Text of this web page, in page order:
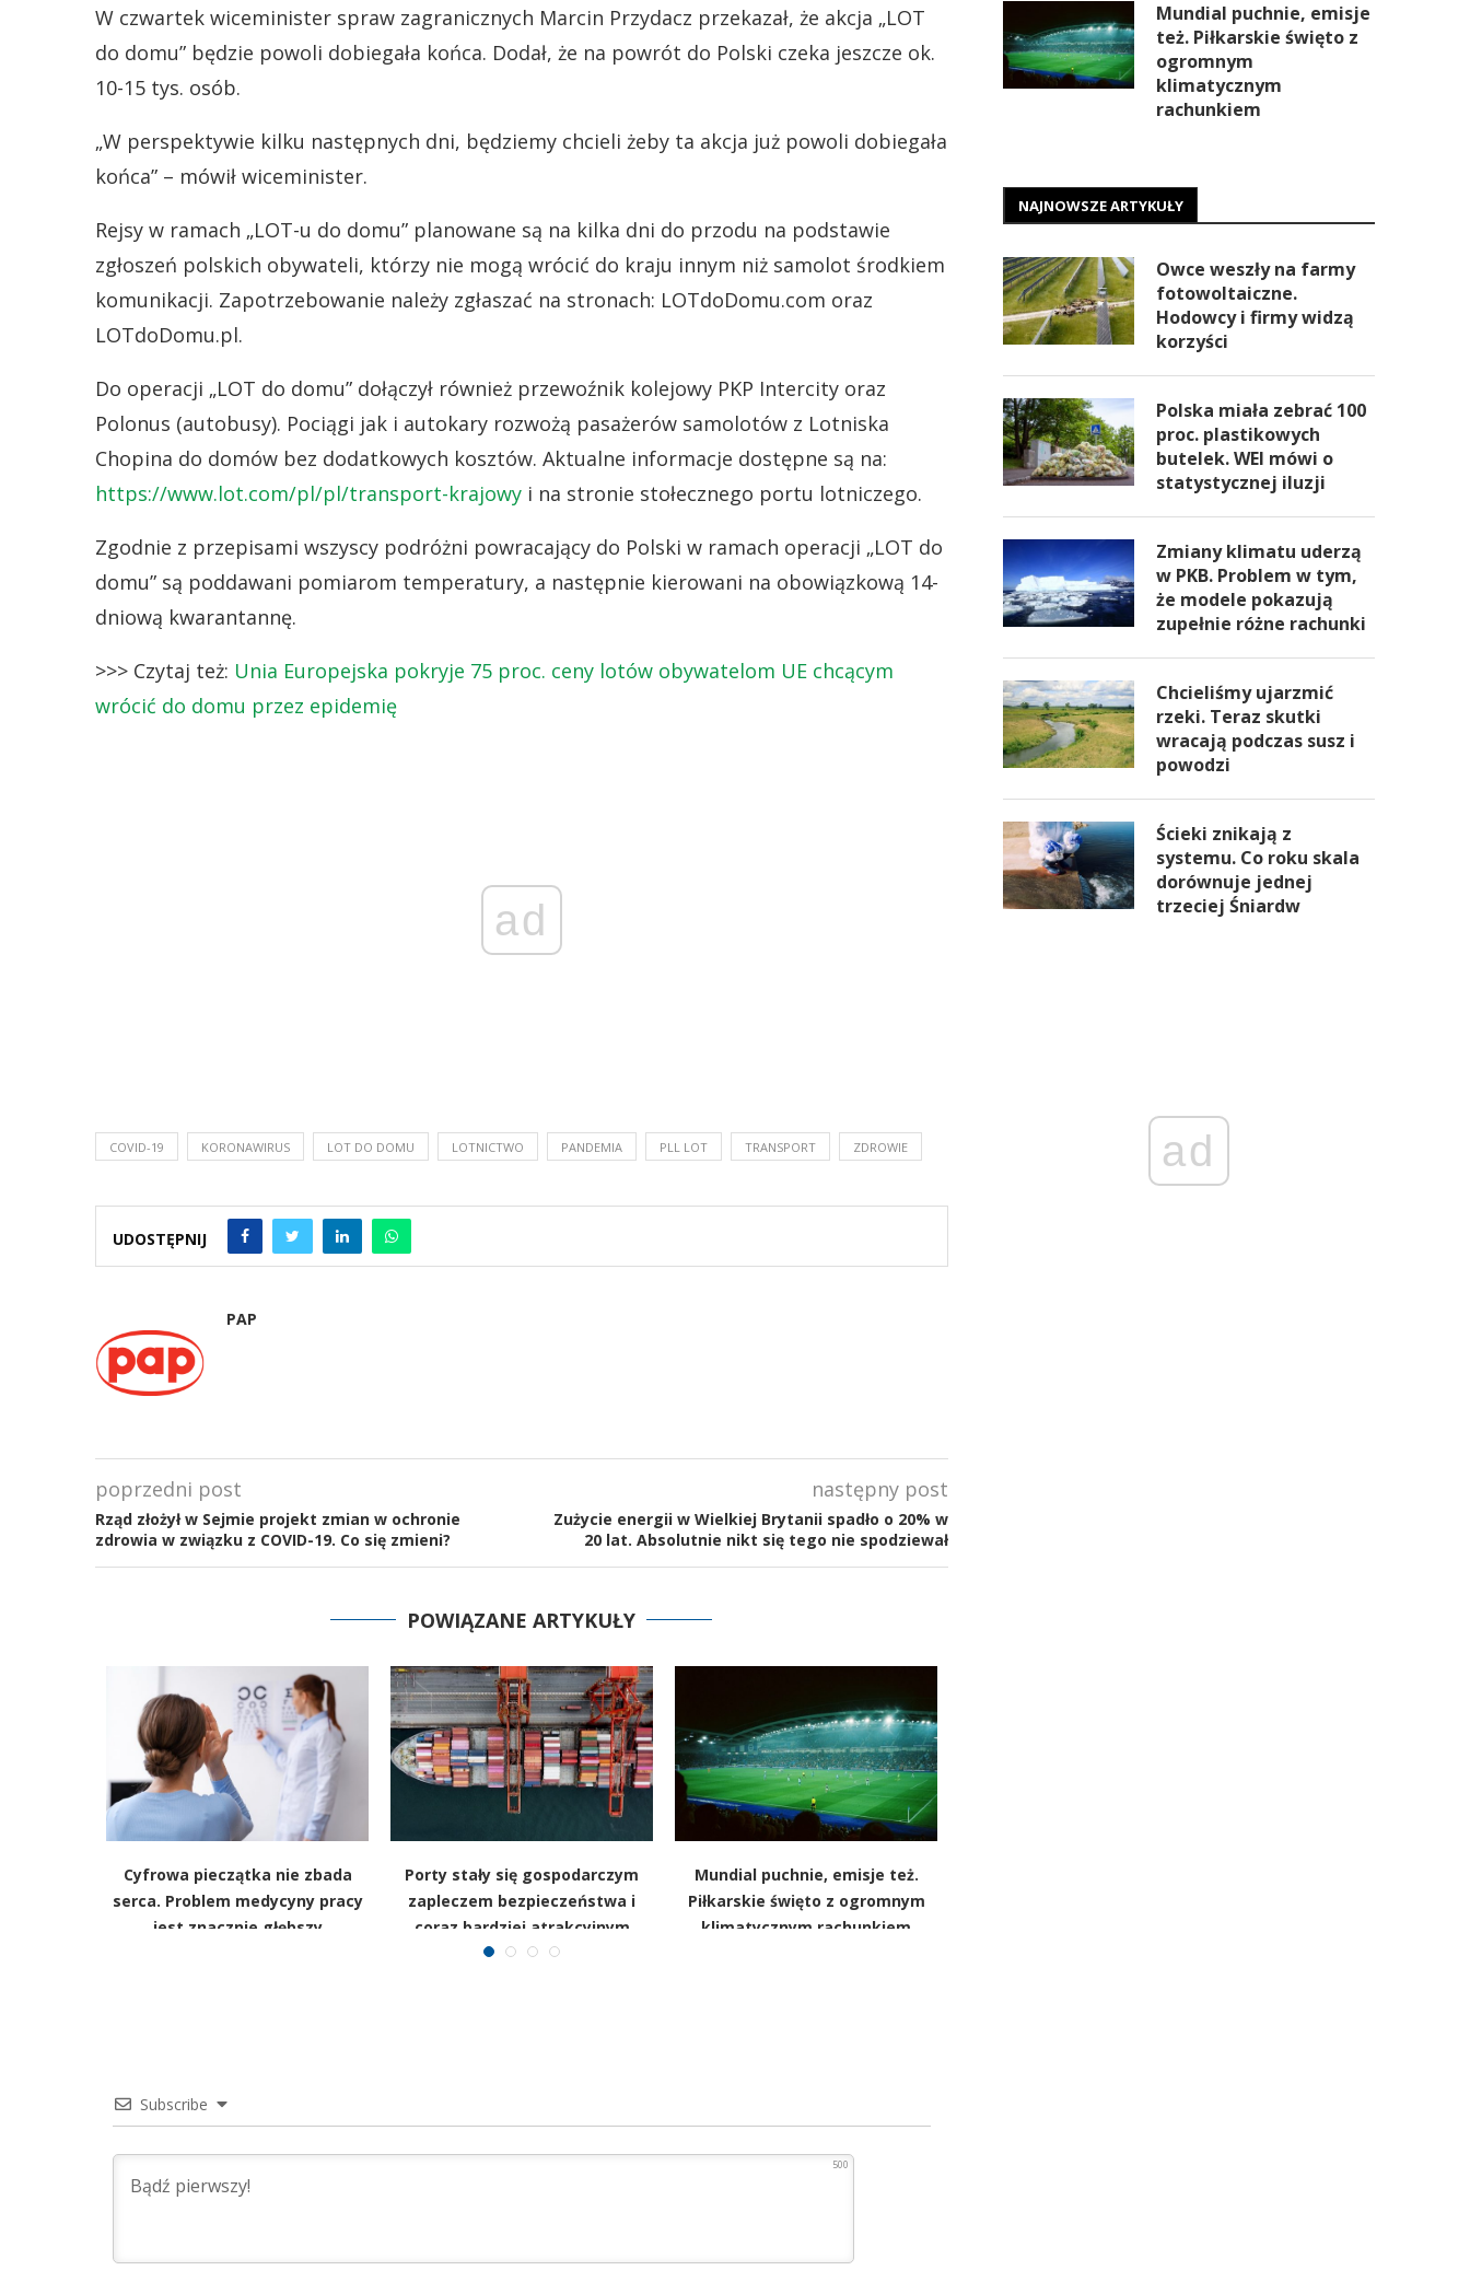
W czwartek wiceminister spraw zagranicznych Marcin Przydacz przekazał, że akcja „LOT
do domu” będzie powoli dobiegała końca. Dodał, że na powrót do Polski czeka jeszcze ok.
10-15 tys. osób.
„W perspektywie kilku następnych dni, będziemy chcieli żeby ta akcja już powoli dobiegała
końca” – mówił wiceminister.
Rejsy w ramach „LOT-u do domu” planowane są na kilka dni do przodu na podstawie
zgłoszeń polskich obywateli, którzy nie mogą wrócić do kraju innym niż samolot środkiem
komunikacji. Zapotrzebowanie należy zgłaszać na stronach: LOTdoDomu.com oraz
LOTdoDomu.pl.
Do operacji „LOT do domu” dołączył również przewoźnik kolejowy PKP Intercity oraz
Polonus (autobusy). Pociągi jak i autokary rozwożą pasażerów samolotów z Lotniska
Chopina do domów bez dodatkowych kosztów. Aktualne informacje dostępne są na:
https://www.lot.com/pl/pl/transport-krajowy i na stronie stołecznego portu lotniczego.
Zgodnie z przepisami wszyscy podróżni powracający do Polski w ramach operacji „LOT do
domu” są poddawani pomiarom temperatury, a następnie kierowani na obowiązkową 14-
dniową kwarantannę.
>>> Czytaj też: Unia Europejska pokryje 75 proc. ceny lotów obywatelom UE chcącym
wrócić do domu przez epidemię
ad
COVID-19 KORONAWIRUS LOT DO DOMU LOTNICTWO PANDEMIA PLL LOT TRANSPORT ZDROWIE
UDOSTĘPNIJ
PAP
poprzedni post
Rząd złożył w Sejmie projekt zmian w ochronie
zdrowia w związku z COVID-19. Co się zmieni?
następny post
Zużycie energii w Wielkiej Brytanii spadło o 20% w
20 lat. Absolutnie nikt się tego nie spodziewał
POWIĄZANE ARTYKUŁY
Cyfrowa pieczątka nie zbada
serca. Problem medycyny pracy
jest znacznie głębszy
Porty stały się gospodarczym
zapleczem bezpieczeństwa i
coraz bardziej atrakcyjnym
celem
Mundial puchnie, emisje też.
Piłkarskie święto z ogromnym
klimatycznym rachunkiem
Subscribe
500
Mundial puchnie, emisje
też. Piłkarskie święto z
ogromnym
klimatycznym
rachunkiem
NAJNOWSZE ARTYKUŁY
Owce weszły na farmy
fotowoltaiczne.
Hodowcy i firmy widzą
korzyści
Polska miała zebrać 100
proc. plastikowych
butelek. WEI mówi o
statystycznej iluzji
Zmiany klimatu uderzą
w PKB. Problem w tym,
że modele pokazują
zupełnie różne rachunki
Chcieliśmy ujarzmić
rzeki. Teraz skutki
wracają podczas susz i
powodzi
Ścieki znikają z
systemu. Co roku skala
dorównuje jednej
trzeciej Śniardw
ad